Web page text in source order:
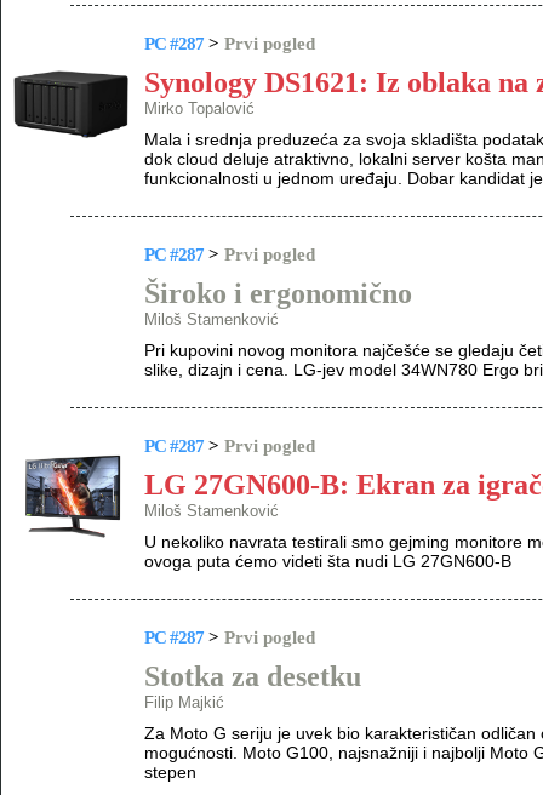
PC #287 > Prvi pogled
Synology DS1621: Iz oblaka na
Mirko Topalović
Mala i srednja preduzeća za svoja skladišta
dok cloud deluje atraktivno, lokalni server košta
funkcionalnosti u jednom uređaju. Dobar kandidat
PC #287 > Prvi pogled
Široko i ergonomično
Miloš Stamenković
Pri kupovini novog monitora najčešće se gledaju
slike, dizajn i cena. LG-jev model 34WN780 Ergo
PC #287 > Prvi pogled
LG 27GN600-B: Ekran za
Miloš Stamenković
U nekoliko navrata testirali smo gejming monitore
ovoga puta ćemo videti šta nudi LG 27GN600-B
PC #287 > Prvi pogled
Stotka za desetku
Filip Majkić
Za Moto G seriju je uvek bio karakterističan
mogućnosti. Moto G100, najsnažniji i najbolji Moto
stepen